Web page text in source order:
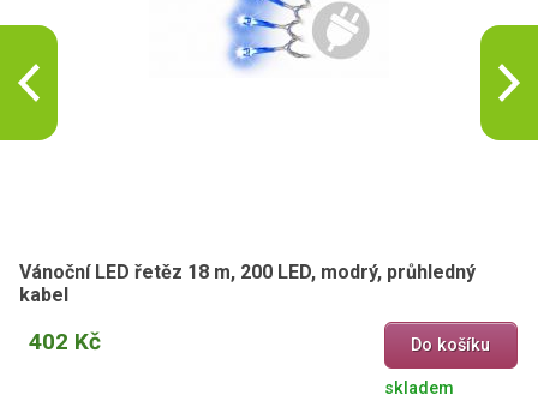
Vánoční LED řetěz 18 m, 200 LED, modrý, průhledný
kabel
402 Kč Do košíku
skladem